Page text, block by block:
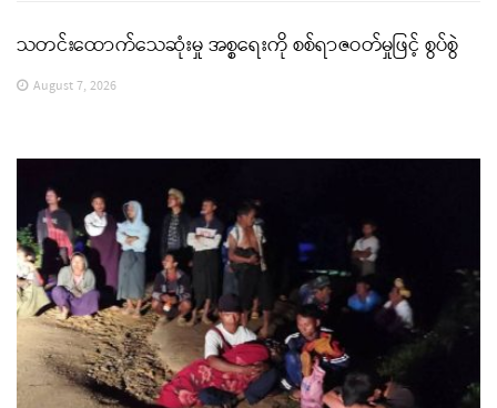
သတင်းထောက်သေဆုံးမှု အစ္စရေးကို စစ်ရာဇဝတ်မှုဖြင့် စွပ်စွဲ
August 7, 2026